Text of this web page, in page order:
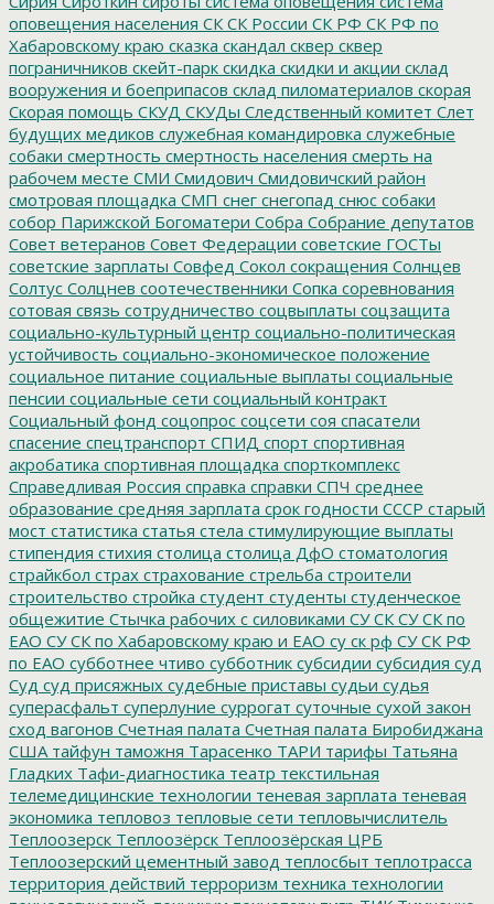
оповещения населения СК СК России СК РФ СК РФ по
Хабаровскому краю сказка скандал сквер сквер
пограничников скейт-парк скидка скидки и акции склад
вооружения и боеприпасов склад пиломатериалов скорая
Скорая помощь СКУД СКУДы Следственный комитет Слет
будущих медиков служебная командировка служебные
собаки смертность смертность населения смерть на
рабочем месте СМИ Смидович Смидовичский район
смотровая площадка СМП снег снегопад снюс собаки
собор Парижской Богоматери Собра Собрание депутатов
Совет ветеранов Совет Федерации советские ГОСТы
советские зарплаты Совфед Сокол сокращения Солнцев
Солтус Солцнев соотечественники Сопка соревнования
сотовая связь сотрудничество соцвыплаты соцзащита
социально-культурный центр социально-политическая
устойчивость социально-экономическое положение
социальное питание социальные выплаты социальные
пенсии социальные сети социальный контракт
Социальный фонд соцопрос соцсети соя спасатели
спасение спецтранспорт СПИД спорт спортивная
акробатика спортивная площадка спорткомплекс
Справедливая Россия справка справки СПЧ среднее
образование средняя зарплата срок годности СССР старый
мост статистика статья стела стимулирующие выплаты
стипендия стихия столица столица ДфО стоматология
страйкбол страх страхование стрельба строители
строительство стройка студент студенты студенческое
общежитие Стычка рабочих с силовиками СУ СК СУ СК по
ЕАО СУ СК по Хабаровскому краю и ЕАО су ск рф СУ СК РФ
по ЕАО субботнее чтиво субботник субсидии субсидия суд
Суд суд присяжных судебные приставы судьи судья
суперасфальт суперлуние суррогат суточные сухой закон
сход вагонов Счетная палата Счетная палата Биробиджана
США тайфун таможня Тарасенко ТАРИ тарифы Татьяна
Гладких Тафи-диагностика театр текстильная
телемедицинские технологии теневая зарплата теневая
экономика тепловоз тепловые сети тепловычислитель
Теплоозерск Теплоозёрск Теплоозёрская ЦРБ
Теплоозерский цементный завод теплосбыт теплотрасса
территория действий терроризм техника технологии